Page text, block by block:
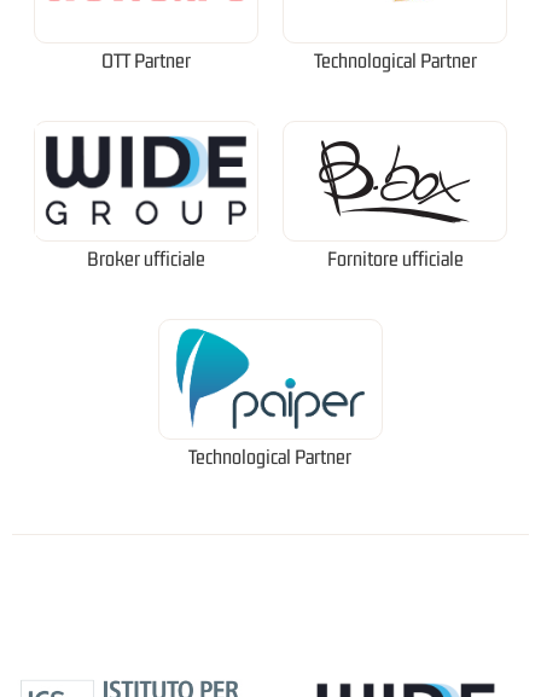
OTT Partner Technological Partner
Broker ufficiale Fornitore ufficiale
Technological Partner